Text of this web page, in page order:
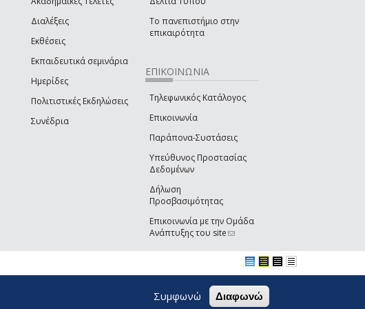
Διαλέξεις
Εκθέσεις
Εκπαιδευτικά σεμινάρια
Ημερίδες
Πολιτιστικές Εκδηλώσεις
Συνέδρια
Το πανεπιστήμιο στην
επικαιρότητα
ΕΠΙΚΟΙΝΩΝΙΑ
Τηλεφωνικός Κατάλογος
Επικοινωνία
Παράπονα-Συστάσεις
Υπεύθυνος Προστασίας
Δεδομένων
Δήλωση
Προσβασιμότητας
Επικοινωνία με την Ομάδα
Ανάπτυξης του site(link sends e-mail)
Συμφωνώ Διαφωνώ